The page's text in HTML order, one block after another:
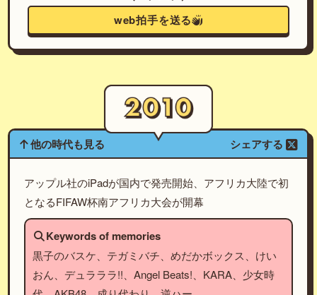
web拍手を送る
他の時代も見る シェアする
アップル社のiPadが国内で発売開始、アフリカ大陸で初
となるFIFAW杯南アフリカ大会が開幕
Keywords of memories
黒子のバスケ、テガミバチ、めだかボックス、けい
おん、デュラララ!!、Angel Beats!、KARA、少女時